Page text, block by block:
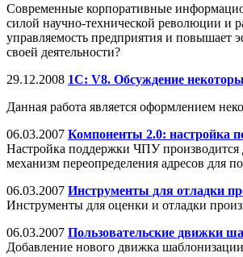
Современные корпоративные
силой научно-технической революции и
управляемость предприятия и повышает
своей деятельности?
29.12.2008 1С: V8. Обсуждение
Данная работа является оформлением
06.03.2007 Компоненты 2.0: настройка
Настройка поддержки ЧПУ производится
механизм переопределения адресов для
06.03.2007 Инструменты для отладки
Инструменты для оценки и отладки
06.03.2007 Пользовательские движки
Добавление нового движка